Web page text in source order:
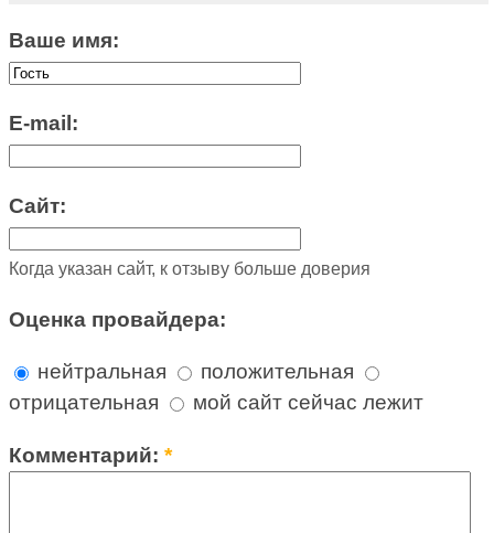
Ваше имя:
E-mail:
Сайт:
Когда указан сайт, к отзыву больше доверия
Оценка провайдера:
нейтральная
положительная
отрицательная
мой сайт сейчас лежит
Комментарий:*